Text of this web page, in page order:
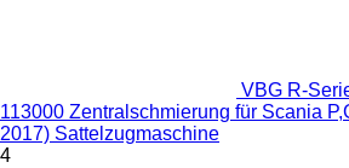
VBG R-
113000 Zentralschmierung für Scania
2017) Sattelzugmaschine
4